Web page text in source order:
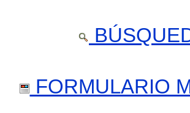
FORMULARIO